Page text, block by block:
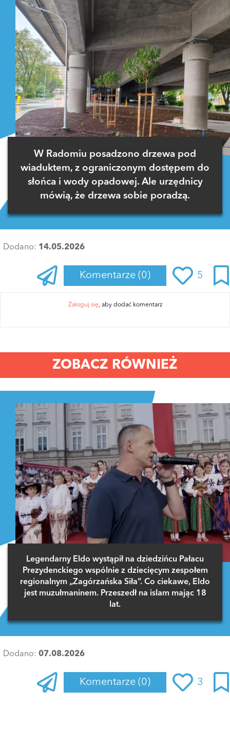
W Radomiu posadzono drzewa pod
wiaduktem, z ograniczonym dostępem do
słońca i wody opadowej. Ale urzędnicy
mówią, że drzewa sobie poradzą.
Dodano: 14.05.2026
Komentarze (0) 5
Zaloguj się, aby dodać komentarz
ZOBACZ RÓWNIEŻ
Legendarny Eldo wystąpił na dziedzińcu Pałacu
Prezydenckiego wspólnie z dziecięcym zespołem
regionalnym „Zagórzańska Siła”. Co ciekawe, Eldo
jest muzułmaninem. Przeszedł na islam mając 18
lat.
Dodano: 07.08.2026
Komentarze (0) 3